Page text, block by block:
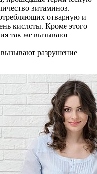
витаминов.
отварную и
кислоты. Кроме этого
так же вызывают
разрушение